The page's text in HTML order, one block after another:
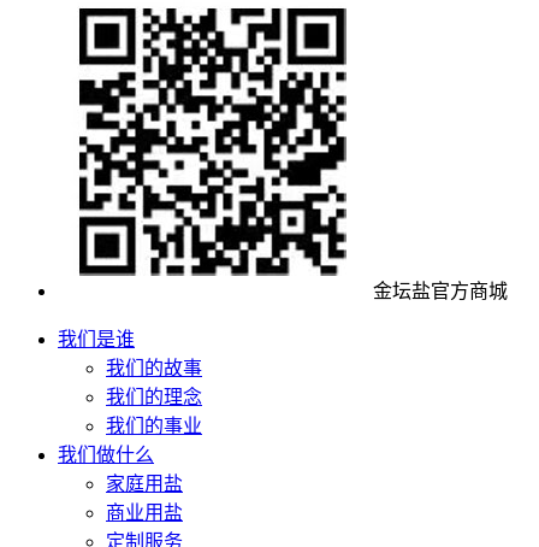
金坛盐官方商城
我们是谁
我们的故事
我们的理念
我们的事业
我们做什么
家庭用盐
商业用盐
定制服务